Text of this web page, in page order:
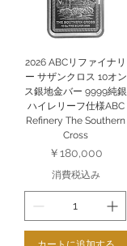
2026 ABCリファイナリ
ー サザンクロス 10オン
ス銀地金バー 9999純銀
ハイレリーフ仕様ABC
Refinery The Southern
Cross
価格
￥180,000
消費税込み